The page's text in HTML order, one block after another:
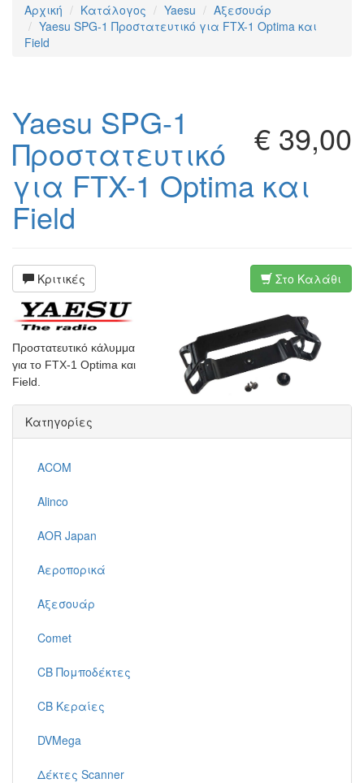
Αρχική
Κατάλογος Yaesu
Αξεσουάρ
Yaesu SPG-1 Προστατευτικό για FTX-1 Optima και
Field
€ 39,00
Yaesu SPG-1
Προστατευτικό
για FTX-1 Optima και
Field
Κριτικές Στο Καλάθι
Προστατευτικό κάλυμμα
για το FTX-1 Optima και
Field.
Κατηγορίες
ACOM
Alinco
AOR Japan
Αεροπορικά
Αξεσουάρ
Comet
CB Πομποδέκτες
CB Κεραίες
DVMega
Δέκτες Scanner